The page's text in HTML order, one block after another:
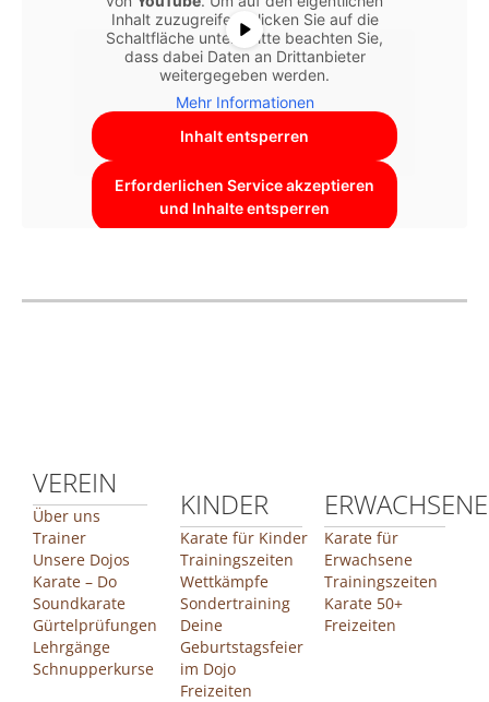
Inhalt zuzugreifen, klicken Sie auf die
Schaltfläche unten. Bitte beachten Sie,
dass dabei Daten an Drittanbieter
weitergegeben werden.
Mehr Informationen
Inhalt entsperren
Erforderlichen Service akzeptieren
und Inhalte entsperren
VEREIN
Über uns
Trainer
Unsere Dojos
Karate – Do
Soundkarate
Gürtelprüfungen
Lehrgänge
Schnupperkurse
KINDER
Karate für Kinder
Trainingszeiten
Wettkämpfe
Sondertraining
Deine
Geburtstagsfeier
im Dojo
Freizeiten
ERWACHSENE
Karate für
Erwachsene
Trainingszeiten
Karate 50+
Freizeiten